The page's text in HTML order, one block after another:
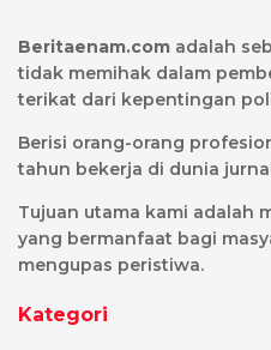
Beritaenam.com adalah
tidak memihak dalam
terikat dari kepentingan
Berisi orang-orang
tahun bekerja di dunia
Tujuan utama kami adalah
yang bermanfaat bagi
mengupas peristiwa.
Kategori